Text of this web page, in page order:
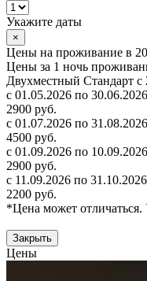
Укажите даты
×
Цены на проживание в
Цены за 1 ночь
Двухместный Стандарт с
с 01.05.2026 по 30.06.2026
2900 руб.
с 01.07.2026 по 31.08.2026
4500 руб.
с 01.09.2026 по 10.09.2026
2900 руб.
с 11.09.2026 по 31.10.2026
2200 руб.
*Цена может
Закрыть
Цены